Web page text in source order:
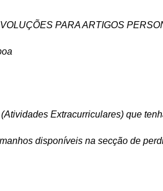
PARA ARTIGOS
Extracurriculares) que
disponíveis na secção de